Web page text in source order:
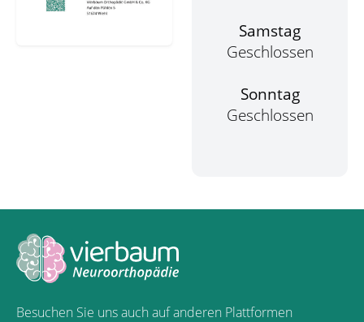
Samstag
Geschlossen
Sonntag
Geschlossen
Besuchen Sie uns auch auf anderen Plattformen